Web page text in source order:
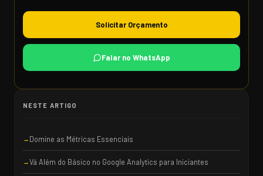
Solicitar Orçamento
Falar no WhatsApp
NESTE ARTIGO
Domine as Métricas Essenciais
Vá Além do Básico no Google Analytics para Iniciantes